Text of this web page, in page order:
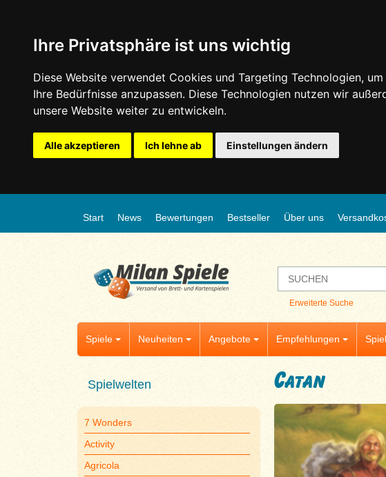
Ihre Privatsphäre ist uns wichtig
Diese Website verwendet Cookies und Targeting Technologien,
Ihre Bedürfnisse anzupassen. Diese Technologien nutzen wir
unsere Website weiter zu entwickeln.
Alle akzeptieren Ich lehne ab Einstellungen ändern
Start News Bewertungen Bestseller Über uns
Erweiterte Suche
Spiele Neuheiten Angebote Empfehlungen
Spielwelten
7 Wonders
Activity
Agricola
Catan